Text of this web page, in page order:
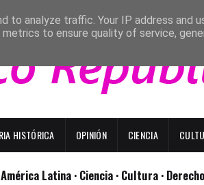
HISTÓRICA OPINIÓN CIENCIA
América Latina · Ciencia · Cultura ·
to analyze traffic. Your IP address and
to ensure quality of service,